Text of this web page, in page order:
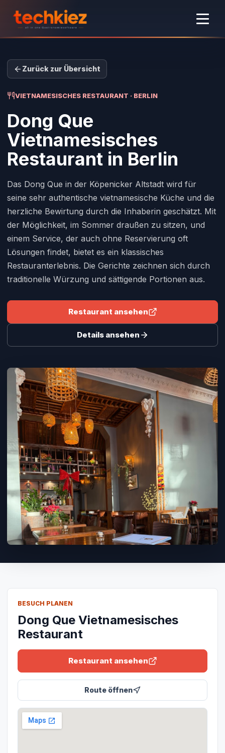
Zurück zur Übersicht
VIETNAMESISCHES RESTAURANT · BERLIN
Dong Que
Vietnamesisches
Restaurant in Berlin
Das Dong Que in der Köpenicker Altstadt wird für
seine sehr authentische vietnamesische Küche und die
herzliche Bewirtung durch die Inhaberin geschätzt. Mit
der Möglichkeit, im Sommer draußen zu sitzen, und
einem Service, der auch ohne Reservierung oft
Lösungen findet, bietet es ein klassisches
Restauranterlebnis. Die Gerichte zeichnen sich durch
traditionelle Würzung und sättigende Portionen aus.
Restaurant ansehen
Details ansehen
BESUCH PLANEN
Dong Que Vietnamesisches
Restaurant
Restaurant ansehen
Route öffnen